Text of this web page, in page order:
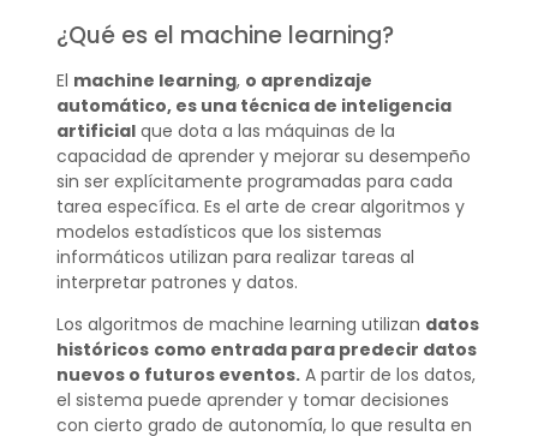
¿Qué es el machine learning?
El machine learning, o aprendizaje
automático, es una técnica de inteligencia
artificialque dota a las máquinas de la
capacidad de aprender y mejorar su desempeño
sin ser explícitamente programadas para cada
tarea específica. Es el arte de crear algoritmos y
modelos estadísticos que los sistemas
informáticos utilizan para realizar tareas al
interpretar patrones y datos.
Los algoritmos de machine learning utilizan datos
históricos como entrada para predecir datos
nuevos o futuros eventos.A partir de los datos,
el sistema puede aprender y tomar decisiones
con cierto grado de autonomía, lo que resulta en